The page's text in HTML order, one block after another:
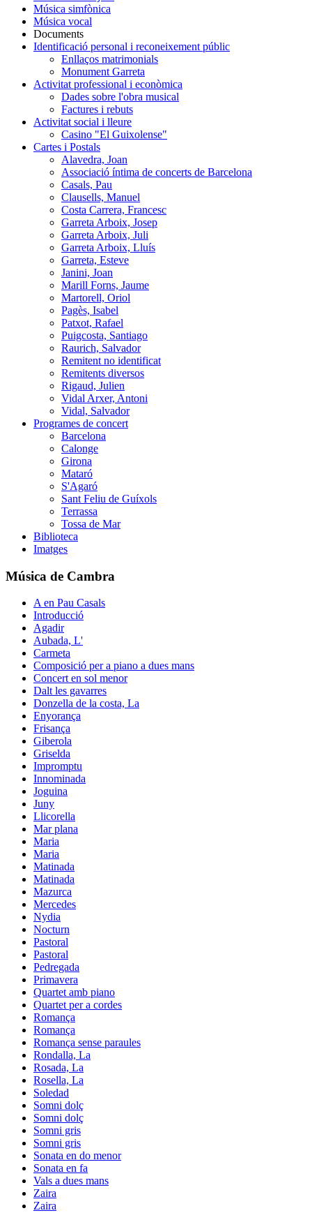
Música simfònica
Música vocal
Documents
Identificació personal i reconeixement públic
Enllaços matrimonials
Monument Garreta
Activitat professional i econòmica
Dades sobre l'obra musical
Factures i rebuts
Activitat social i lleure
Casino "El Guixolense"
Cartes i Postals
Alavedra, Joan
Associació íntima de concerts de Barcelona
Casals, Pau
Clausells, Manuel
Costa Carrera, Francesc
Garreta Arboix, Josep
Garreta Arboix, Juli
Garreta Arboix, Lluís
Garreta, Esteve
Janini, Joan
Marill Forns, Jaume
Martorell, Oriol
Pagès, Isabel
Patxot, Rafael
Puigcosta, Santiago
Raurich, Salvador
Remitent no identificat
Remitents diversos
Rigaud, Julien
Vidal Arxer, Antoni
Vidal, Salvador
Programes de concert
Barcelona
Calonge
Girona
Mataró
S'Agaró
Sant Feliu de Guíxols
Terrassa
Tossa de Mar
Biblioteca
Imatges
Música de Cambra
A en Pau Casals
Introducció
Agadir
Aubada, L'
Carmeta
Composició per a piano a dues mans
Concert en sol menor
Dalt les gavarres
Donzella de la costa, La
Enyorança
Frisança
Giberola
Griselda
Impromptu
Innominada
Joguina
Juny
Llicorella
Mar plana
Maria
Maria
Matinada
Matinada
Mazurca
Mercedes
Nydia
Nocturn
Pastoral
Pastoral
Pedregada
Primavera
Quartet amb piano
Quartet per a cordes
Romança
Romança
Romança sense paraules
Rondalla, La
Rosada, La
Rosella, La
Soledad
Somni dolç
Somni dolç
Somni gris
Somni gris
Sonata en do menor
Sonata en fa
Vals a dues mans
Zaira
Zaira